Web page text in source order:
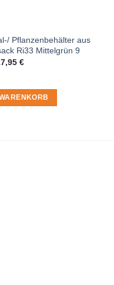
Pflanzenbehälter aus
Ri33 Mittelgrün 9
€